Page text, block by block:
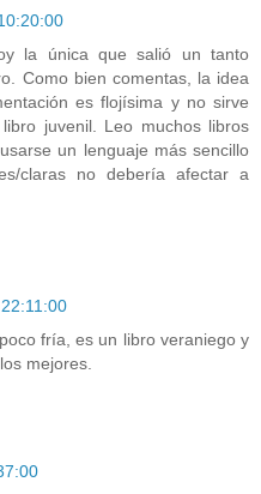
la única que salió un tanto
Como bien comentas, la idea
es flojísima y no sirve
juvenil. Leo muchos libros
un lenguaje más sencillo
claras no debería afectar a
fría, es un libro veraniego y
mejores.